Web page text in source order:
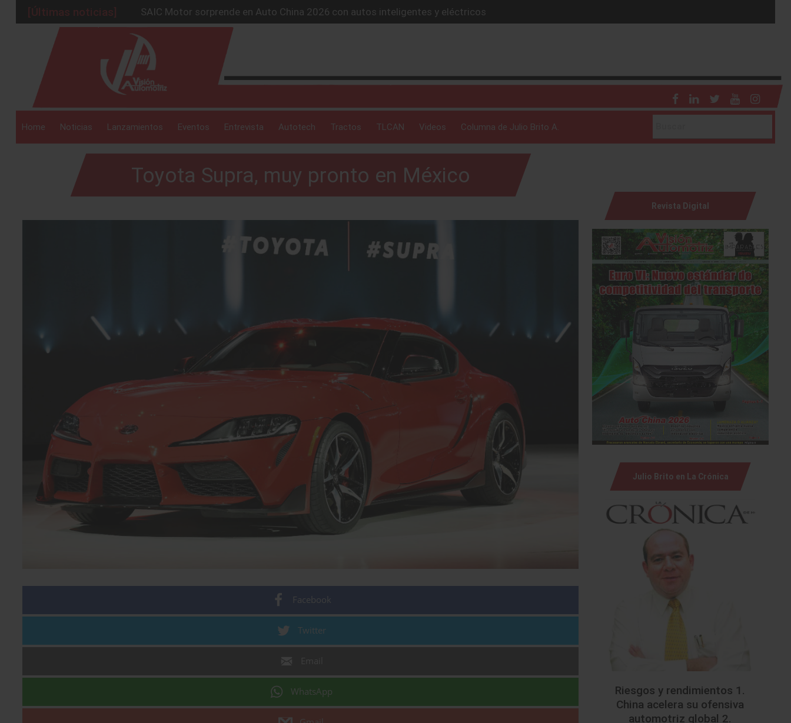
[Últimas noticias]
BMW Group alcanza los 2 millones de autos eléctricos y acelera su estrategia global
La Nissan Frontier V6 PRO-4X conquista la Ruta del Oso en México
Kia lanza en México el servicio “59 minutos o gratis” y sacude la postventa automotriz.
GAC sacude México con un SUV híbrido de más de 1,000 km
Home Noticias Lanzamientos Eventos Entrevista Autotech Tractos TLCAN Videos Columna de Julio Brito A.
Toyota Supra, muy pronto en México
Facebook
Twitter
WhatsApp
Revista Digital
Julio Brito en La Crónica
Riesgos y rendimientos 1.
China acelera su ofensiva
automotriz global 2.